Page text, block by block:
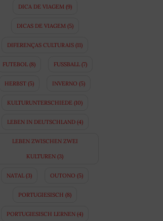
DICA DE VIAGEM(9)
DICAS DE VIAGEM(5)
DIFERENÇAS CULTURAIS (11)
FUTEBOL (8) FUSSBALL (7)
HERBST (5) INVERNO (5)
KULTURUNTERSCHIEDE (10)
LEBEN IN DEUTSCHLAND(4)
LEBEN ZWISCHEN ZWEI
KULTUREN (3)
NATAL (3) OUTONO (5)
PORTUGIESISCH (8)
PORTUGIESISCH LERNEN (4)